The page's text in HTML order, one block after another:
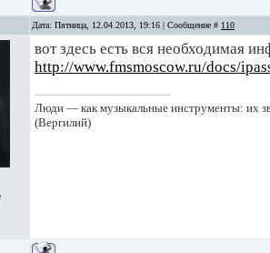
Дата: Пятница, 12.04.2013, 19:16 | Сообщение # 110
вот здесь есть вся необходимая
http://www.fmsmoscow.ru/docs/
Люди — как музыкальные инструменты: их
(Вергилий)